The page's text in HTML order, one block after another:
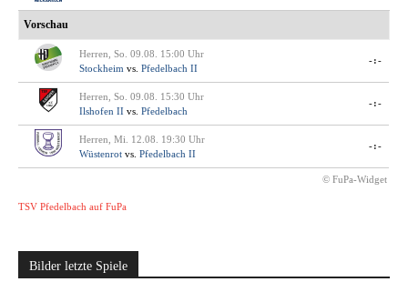
Vorschau
Herren, So. 09.08. 15:00 Uhr
Stockheim vs. Pfedelbach II
-:-
Herren, So. 09.08. 15:30 Uhr
Ilshofen II vs. Pfedelbach
-:-
Herren, Mi. 12.08. 19:30 Uhr
Wüstenrot vs. Pfedelbach II
-:-
© FuPa-Widget
TSV Pfedelbach auf FuPa
Bilder letzte Spiele